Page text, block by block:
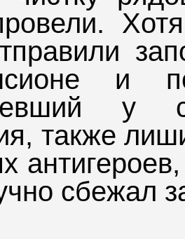
и
у
также
сбежал